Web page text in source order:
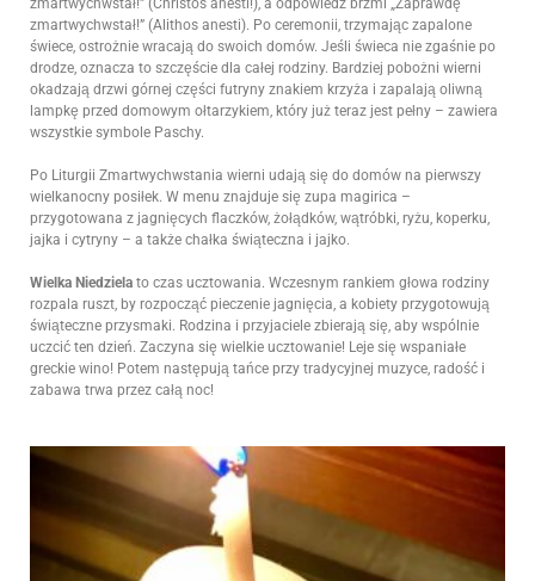
zmartwychwstał!” (Alithos anesti). Po ceremonii, trzymając zapalone
świece, ostrożnie wracają do swoich domów. Jeśli świeca nie zgaśnie po
drodze, oznacza to szczęście dla całej rodziny. Bardziej pobożni wierni
okadzają drzwi górnej części futryny znakiem krzyża i zapalają oliwną
lampkę przed domowym ołtarzykiem, który już teraz jest pełny – zawiera
wszystkie symbole Paschy.
Po Liturgii Zmartwychwstania wierni udają się do domów na pierwszy
wielkanocny posiłek. W menu znajduje się zupa magirica –
przygotowana z jagnięcych flaczków, żołądków, wątróbki, ryżu, koperku,
jajka i cytryny – a także chałka świąteczna i jajko.
Wielka Niedziela to czas ucztowania. Wczesnym rankiem głowa rodziny
rozpala ruszt, by rozpocząć pieczenie jagnięcia, a kobiety przygotowują
świąteczne przysmaki. Rodzina i przyjaciele zbierają się, aby wspólnie
uczcić ten dzień. Zaczyna się wielkie ucztowanie! Leje się wspaniałe
greckie wino! Potem następują tańce przy tradycyjnej muzyce, radość i
zabawa trwa przez całą noc!